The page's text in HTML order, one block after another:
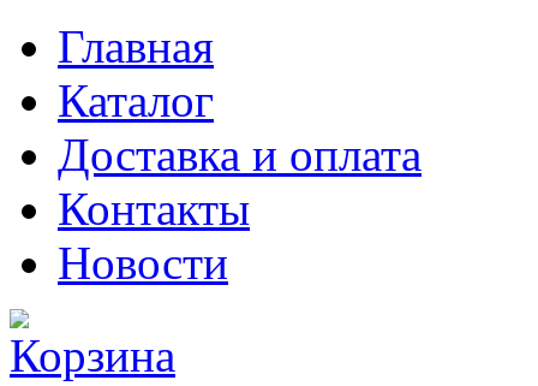
Главная
Каталог
Доставка и оплата
Контакты
Новости